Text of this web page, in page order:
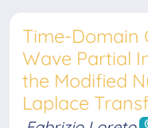
Time-Domain
Wave Partial
the Modified
Laplace